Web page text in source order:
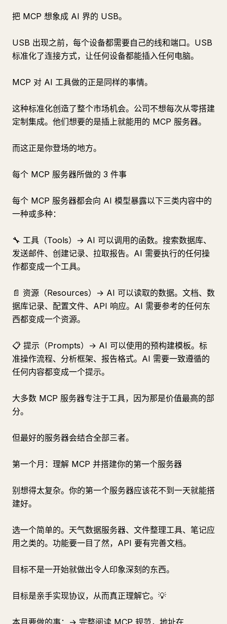
把 MCP 想象成 AI 界的 USB。
USB 出现之前，每个设备都需要自己的线和端口。USB
标准化了连接方式，让任何设备都能插入任何电脑。
MCP 对 AI 工具做的正是同样的事情。
这种标准化创造了整个市场机会。公司不想每次从零搭建
定制集成。他们想要的是插上就能用的 MCP 服务器。
而这正是你登场的地方。
每个 MCP 服务器所做的 3 件事
每个 MCP 服务器都会向 AI 模型暴露以下三类内容中的
一种或多种：
🔧 工具（Tools）→ AI 可以调用的函数。搜索数据库、
发送邮件、创建记录、拉取报告。AI 需要执行的任何操
作都变成一个工具。
📄 资源（Resources）→ AI 可以读取的数据。文档、数
据库记录、配置文件、API 响应。AI 需要参考的任何东
西都变成一个资源。
📋 提示（Prompts）→ AI 可以使用的预构建模板。标
准操作流程、分析框架、报告格式。AI 需要一致遵循的
任何内容都变成一个提示。
大多数 MCP 服务器专注于工具，因为那是价值最高的部
分。
但最好的服务器会结合全部三者。
第一个月：理解 MCP 并搭建你的第一个服务器
别想得太复杂。你的第一个服务器应该花不到一天就能搭
建好。
选一个简单的。天气数据服务器、文件整理工具、笔记应
用之类的。功能要一目了然，API 要有完善文档。
目标不是一开始就做出令人印象深刻的东西。
目标是亲手实现协议，从而真正理解它。💡
本月要做的事：→ 完整阅读 MCP 规范，地址在